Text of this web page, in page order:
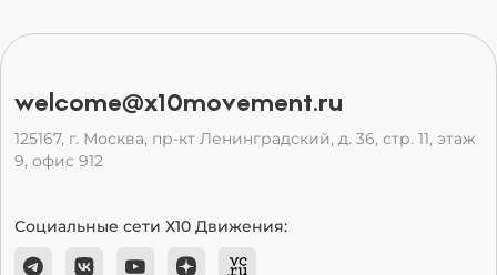
welcome@x10movement.ru
125167, г. Москва, пр-кт Ленинградский, д. 36, стр. 11, этаж
9, офис 912
Социальные сети Х10 Движения: